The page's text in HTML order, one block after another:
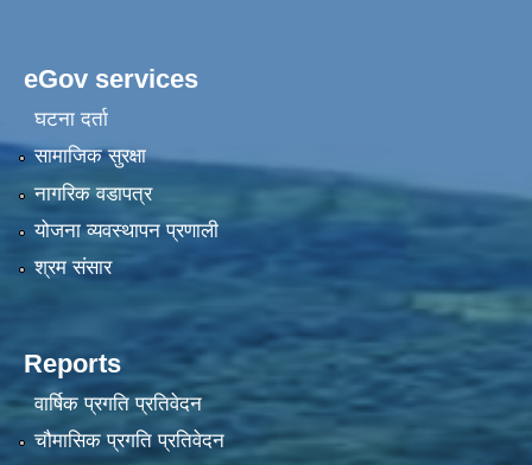
eGov services
घटना दर्ता
सामाजिक सुरक्षा
नागरिक वडापत्र
योजना व्यवस्थापन प्रणाली
श्रम संसार
Reports
वार्षिक प्रगति प्रतिवेदन
चौमासिक प्रगति प्रतिवेदन